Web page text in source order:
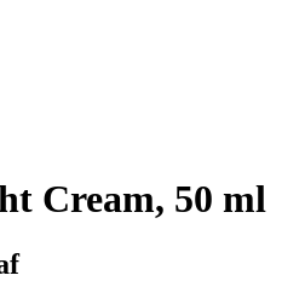
Cream, 50 ml